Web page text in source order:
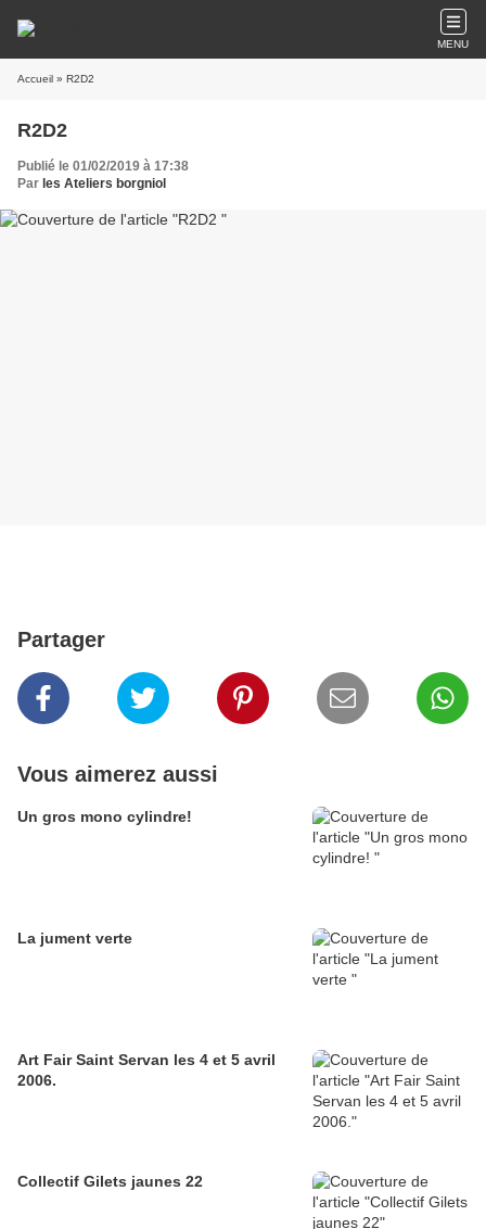
MENU
Accueil » R2D2
R2D2
Publié le 01/02/2019 à 17:38
Par les Ateliers borgniol
Partager
Vous aimerez aussi
Un gros mono cylindre!
La jument verte
Art Fair Saint Servan les 4 et 5 avril
2006.
Collectif Gilets jaunes 22